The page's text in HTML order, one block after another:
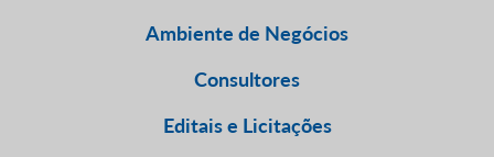
Ambiente de Negócios
Consultores
Editais e Licitações